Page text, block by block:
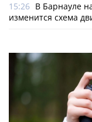
15:26 В Барнауле
изменится схема